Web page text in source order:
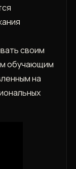
своим
обучающим
на